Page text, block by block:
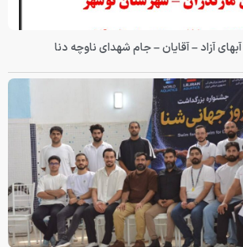
آزاد – آقایان – جام شهدای ناوچه دنا